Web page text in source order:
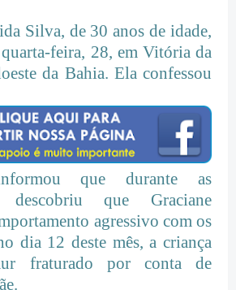
Silva, de 30 anos de idade,
feira, 28, em Vitória da
da Bahia. Ela confessou
que durante as
descobriu que Graciane
agressivo com os
dia 12 deste mês, a criança
fraturado por conta de